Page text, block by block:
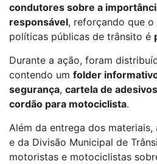
condutores sobre a
responsável, reforçando que
políticas públicas de trânsito é
Durante a ação, foram
contendo um folder
segurança, cartela de
cordão para motociclista.
Além da entrega dos
e da Divisão Municipal de
motoristas e motociclistas